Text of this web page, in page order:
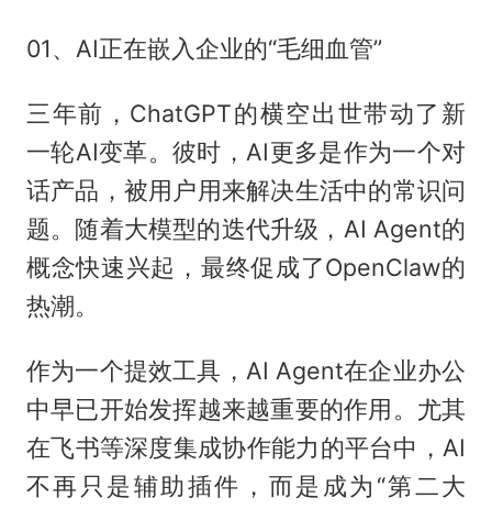
01、AI正在嵌入企业的“毛细血管”
三年前，ChatGPT的横空出世带动了新
一轮AI变革。彼时，AI更多是作为一个对
话产品，被用户用来解决生活中的常识问
题。随着大模型的迭代升级，AI Agent的
概念快速兴起，最终促成了OpenClaw的
热潮。
作为一个提效工具，AI Agent在企业办公
中早已开始发挥越来越重要的作用。尤其
在飞书等深度集成协作能力的平台中，AI
不再只是辅助插件，而是成为“第二大